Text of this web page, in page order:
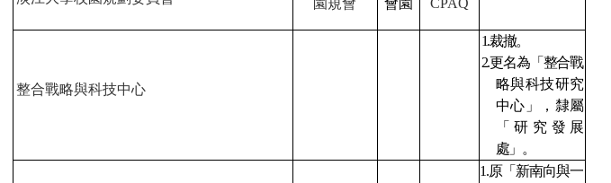
整合戰略與科技中心
1.裁撤。
2.更名為「整合戰
略與科技研究
中心」，隸屬
「研究發展
處」。
1.原「新南向與一